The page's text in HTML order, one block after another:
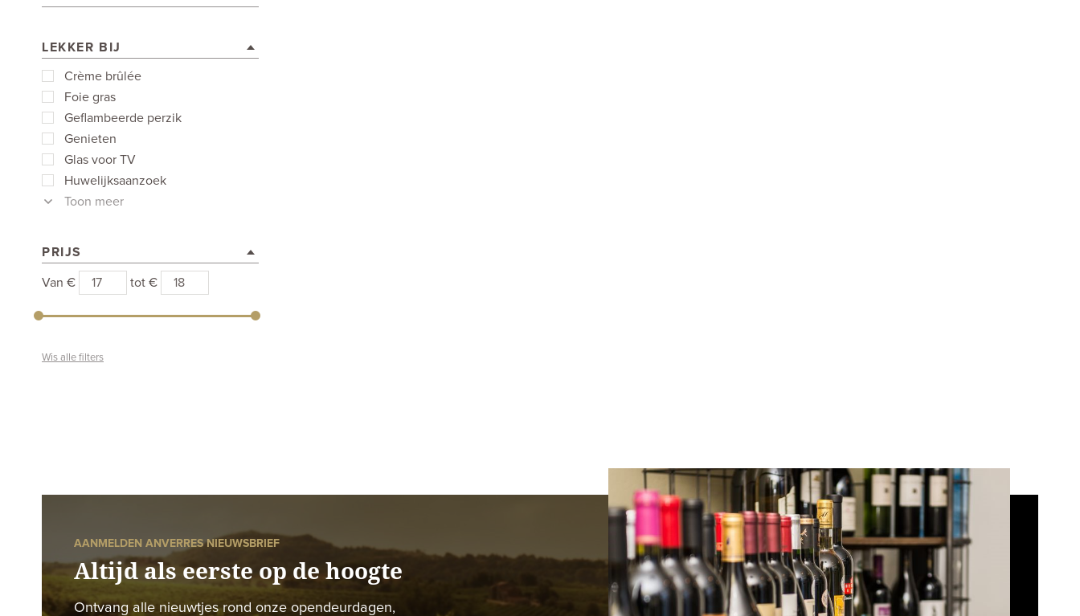
LEKKER BIJ
Crème brûlée
Foie gras
Geflambeerde perzik
Genieten
Glas voor TV
Huwelijksaanzoek
Toon meer
PRIJS
Van € tot €
Wis alle filters
AANMELDEN ANVERRES NIEUWSBRIEF
Altijd als eerste op de hoogte
Ontvang alle nieuwtjes rond onze opendeurdagen,